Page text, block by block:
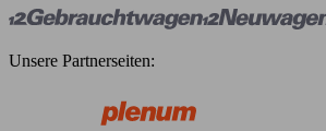
Unsere Partnerseiten: